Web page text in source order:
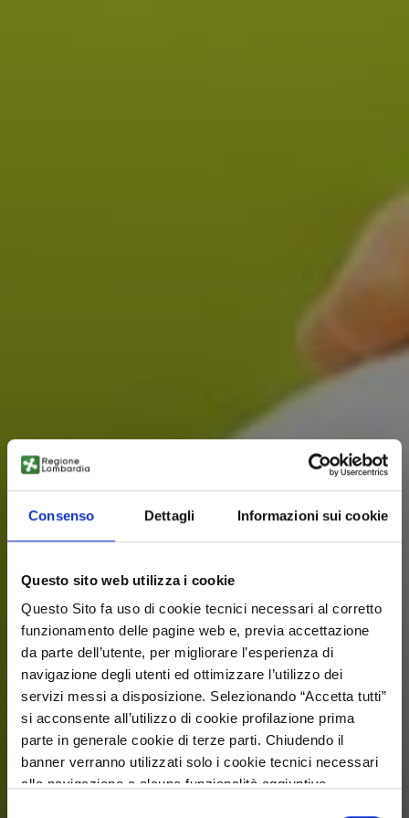
Consenso Dettagli Informazioni sui cookie
Questo sito web utilizza i cookie
Questo Sito fa uso di cookie tecnici necessari al corretto
funzionamento delle pagine web e, previa accettazione
da parte dell’utente, per migliorare l’esperienza di
navigazione degli utenti ed ottimizzare l’utilizzo dei
servizi messi a disposizione. Selezionando “Accetta tutti”
si acconsente all’utilizzo di cookie profilazione prima
parte in generale cookie di terze parti. Chiudendo il
banner verranno utilizzati solo i cookie tecnici necessari
alla navigazione e alcune funzionalità aggiuntive